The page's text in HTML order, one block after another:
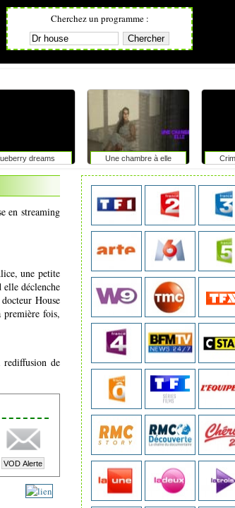
Cherchez un programme :
dreams Une chambre à elle
en streaming
une petite
déclenche
House
fois,
de